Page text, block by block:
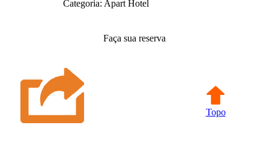
Categoria: Apart Hotel
Faça sua reserva
Topo